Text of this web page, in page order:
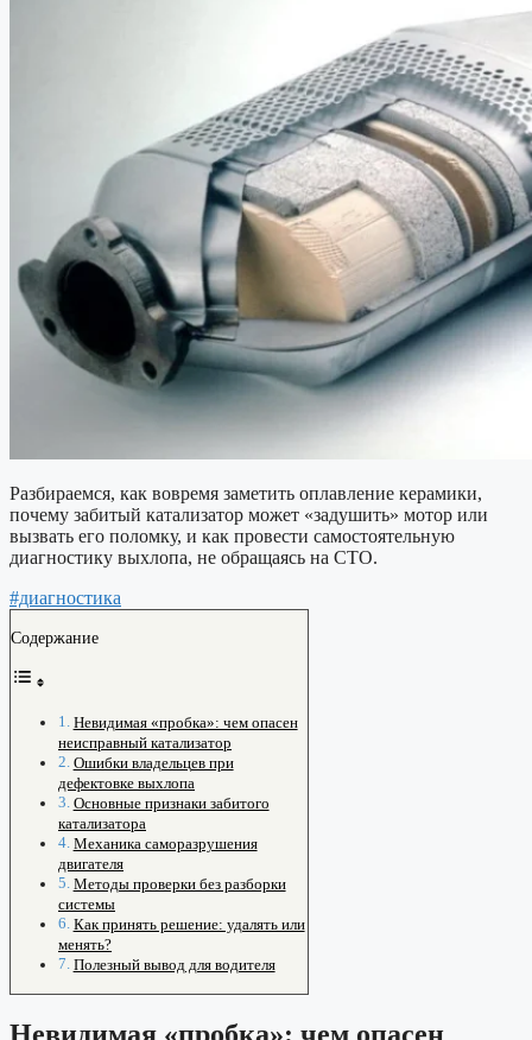
Разбираемся, как вовремя заметить оплавление керамики,
почему забитый катализатор может «задушить» мотор или
вызвать его поломку, и как провести самостоятельную
диагностику выхлопа, не обращаясь на СТО.
#диагностика
Содержание
Невидимая «пробка»: чем опасен
неисправный катализатор
Ошибки владельцев при
дефектовке выхлопа
Основные признаки забитого
катализатора
Механика саморазрушения
двигателя
Методы проверки без разборки
системы
Как принять решение: удалять или
менять?
Полезный вывод для водителя